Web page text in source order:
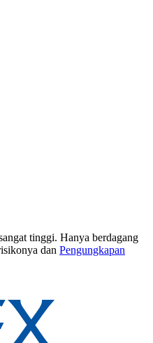
tinggi. Hanya berdagang
dan Pengungkapan